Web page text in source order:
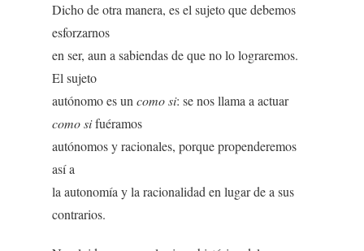
Dicho de otra manera, es el sujeto que debemos
esforzarnos
en ser, aun a sabiendas de que no lo lograremos.
El sujeto
autónomo es uncomo si: se nos llama a actuar
como sifuéramos
autónomos y racionales, porque propenderemos
así a
la autonomía y la racionalidad en lugar de a sus
contrarios.